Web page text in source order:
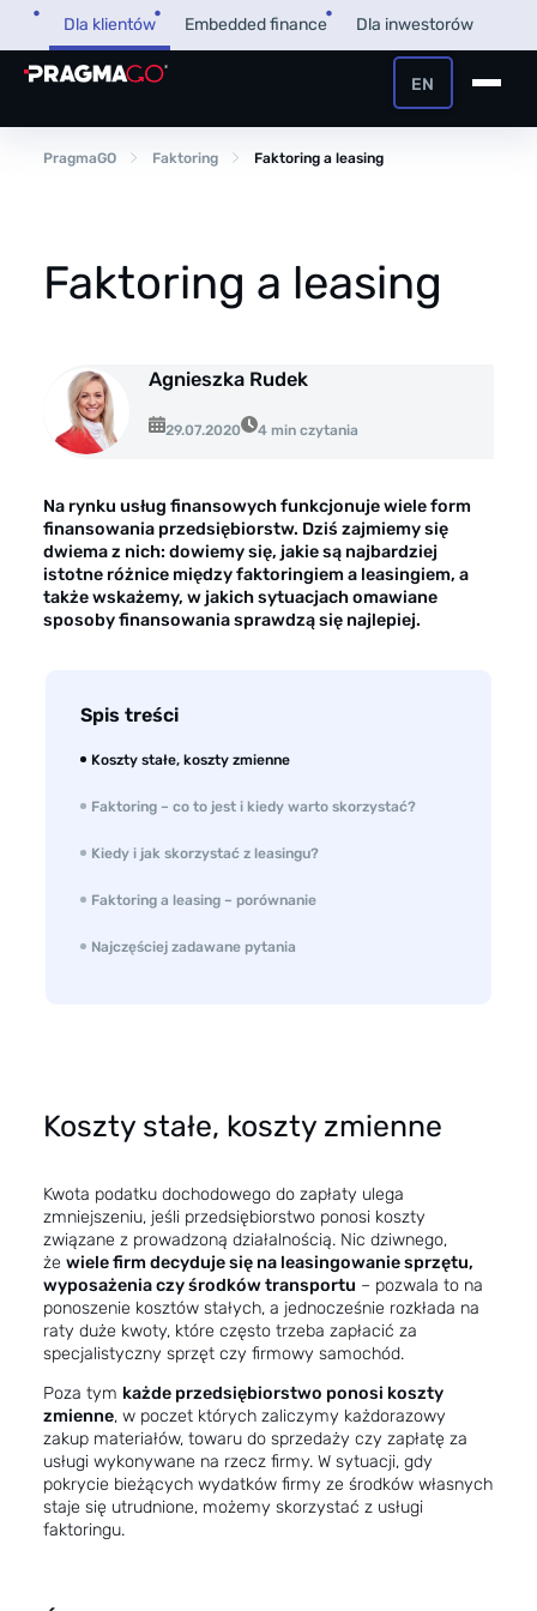
Przejdź
treści
Dla klientów Embedded finance Dla inwestorów
Pożyczka dla firm
Wiedza
Poradnik
Przegląd Pragmatyczny
O firmie
Opinie klientów
Case study klientów
EN
+48 32 450 02 22
PragmaGO Faktoring Faktoring a leasing
Faktoring a leasing
Agnieszka Rudek
29.07.2020 4 min czytania
Na rynku usług finansowych funkcjonuje wiele form
finansowania przedsiębiorstw. Dziś zajmiemy się
dwiema z nich: dowiemy się, jakie są najbardziej
istotne różnice między faktoringiem a leasingiem, a
także wskażemy, w jakich sytuacjach omawiane
sposoby finansowania sprawdzą się najlepiej.
Spis treści
Koszty stałe, koszty zmienne
Faktoring – co to jest i kiedy warto skorzystać?
Kiedy i jak skorzystać z leasingu?
Faktoring a leasing – porównanie
Najczęściej zadawane pytania
Koszty stałe, koszty zmienne
Kwota podatku dochodowego do zapłaty ulega
zmniejszeniu, jeśli przedsiębiorstwo ponosi koszty
związane z prowadzoną działalnością. Nic dziwnego,
że wiele firm decyduje się na leasingowanie sprzętu,
wyposażenia czy środków transportu – pozwala to na
ponoszenie kosztów stałych, a jednocześnie rozkłada na
raty duże kwoty, które często trzeba zapłacić za
specjalistyczny sprzęt czy firmowy samochód.
Poza tym każde przedsiębiorstwo ponosi koszty
zmienne, w poczet których zaliczymy każdorazowy
zakup materiałów, towaru do sprzedaży czy zapłatę za
usługi wykonywane na rzecz firmy. W sytuacji, gdy
pokrycie bieżących wydatków firmy ze środków własnych
staje się utrudnione, możemy skorzystać z usługi
faktoringu.